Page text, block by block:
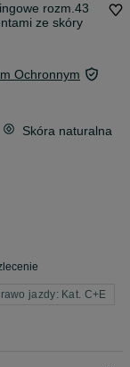
rozm.43
ze skóry
Ochronnym
Skóra naturalna
jazdy: Kat. C+E